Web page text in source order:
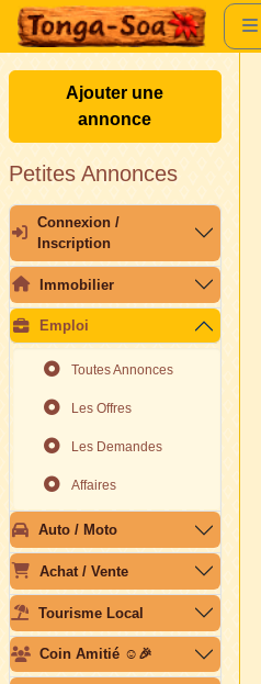
Ajouter une
annonce
Petites Annonces
Connexion /
Inscription
Immobilier
Emploi
Toutes Annonces
Les Offres
Les Demandes
Affaires
Auto / Moto
Achat / Vente
Tourisme Local
Coin Amitié ☺️🎉